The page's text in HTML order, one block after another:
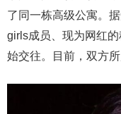
了同一栋高级公寓。
girls成员、现为网红
始交往。目前，双方